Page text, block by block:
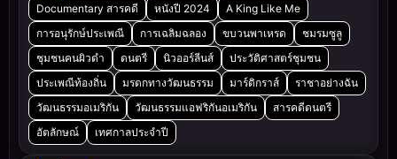
Documentary สารคดี หนังปี 2024
A King Like Me
การอนุรักษ์ประเพณี
การเฉลิมฉลอง ขบวนพาเหรด
ชมรมซูลู
ชุมชนคนผิวดำ
ดนตรี นิวออร์ลีนส์
ประวัติศาสตร์ชุมชน
ประเพณีท้องถิ่น
มรดกทางวัฒนธรรม มาร์ดิกราส์
ราชาอย่างฉัน
วัฒนธรรมอเมริกัน
วัฒนธรรมแอฟริกันอเมริกัน
สารคดีดนตรี
อัตลักษณ์
เทศกาลประจำปี